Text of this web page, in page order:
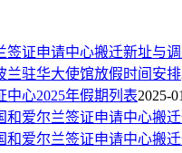
签证申请中心搬迁新址与调
兰驻华大使馆放假时间安排
中心2025年假期列表2025-
和爱尔兰签证申请中心搬
和爱尔兰签证申请中心搬